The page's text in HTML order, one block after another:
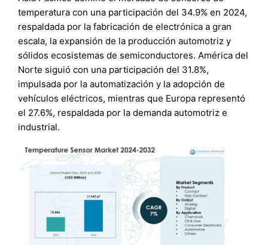
temperatura con una participación del 34.9% en 2024,
respaldada por la fabricación de electrónica a gran
escala, la expansión de la producción automotriz y
sólidos ecosistemas de semiconductores. América del
Norte siguió con una participación del 31.8%,
impulsada por la automatización y la adopción de
vehículos eléctricos, mientras que Europa representó
el 27.6%, respaldada por la demanda automotriz e
industrial.